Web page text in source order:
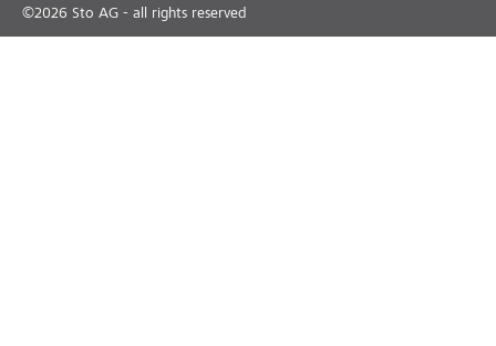
©2026 Sto AG - all rights reserved